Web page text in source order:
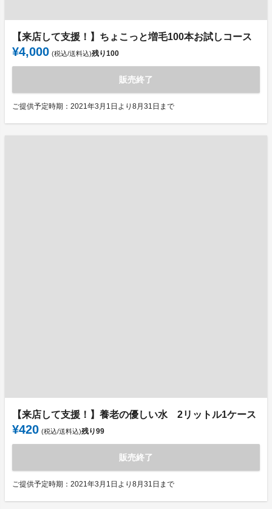
【来店して支援！】ちょこっと増毛100本お試しコース
¥4,000 (税込/送料込)残り100
販売終了
ご提供予定時期：2021年3月1日より8月31日まで
【来店して支援！】養老の優しい水 2リットル1ケース
¥420 (税込/送料込)残り99
販売終了
ご提供予定時期：2021年3月1日より8月31日まで